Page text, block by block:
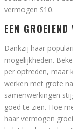
vermogen S10.
EEN
Dankzij haar
mogelijkheden.
per optreden, maar
werken met grote
samenwerkingen
goed te zien. Hoe
haar vermogen